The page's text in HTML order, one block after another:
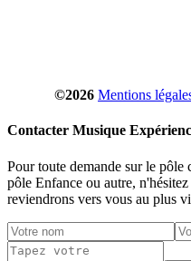
©2026 Mentions
Contacter Musique
Pour toute demande sur le
pôle Enfance ou autre,
reviendrons vers vous au plus